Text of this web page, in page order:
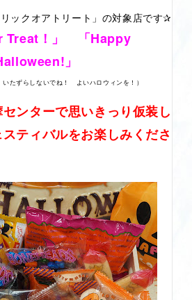
ックオアトリート」の対象店です✰
Treat！」 「Happy
」
いたずらしないでね！ よいハロウィンを！）
ンターで思いきっり仮装し
ティバルをお楽しみくださ